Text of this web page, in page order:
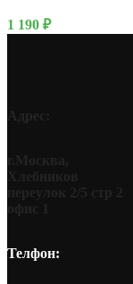
1 190 ₽
Телфон: